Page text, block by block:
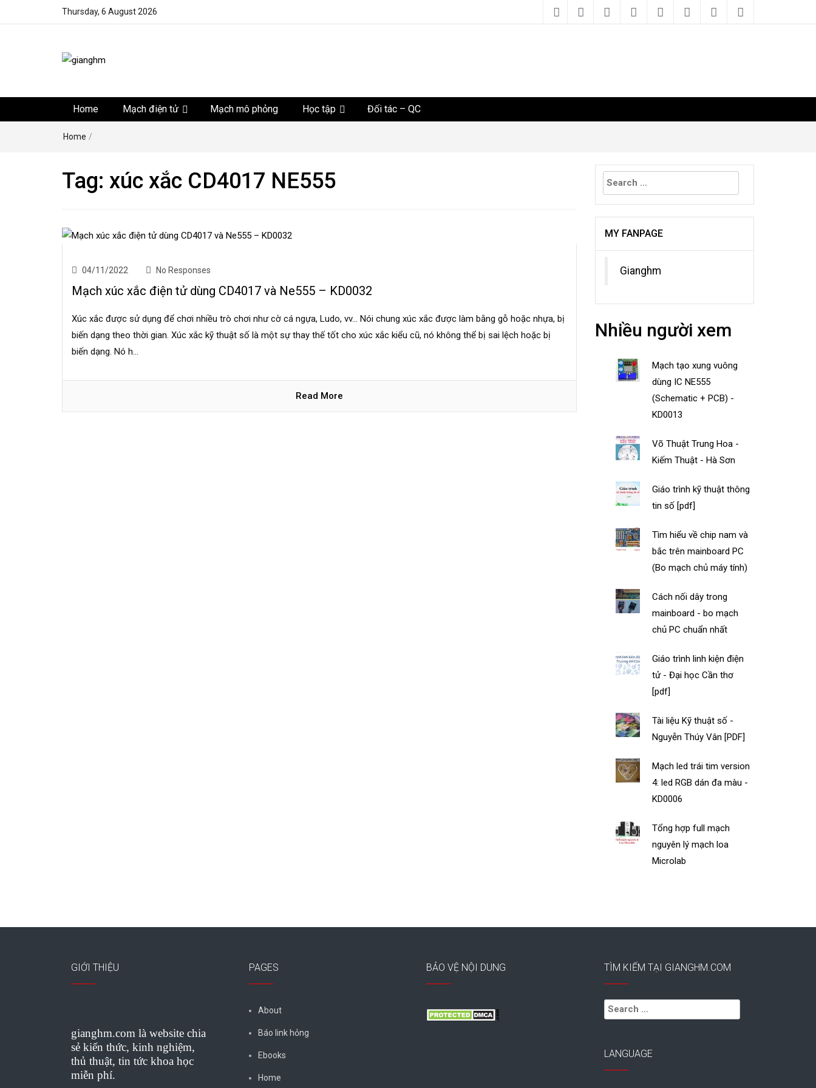
Thursday, 6 August 2026
Home Mạch điện tử Mạch mô phỏng Học tập Đối tác – QC
Home /
Tag: xúc xắc CD4017 NE555
04/11/2022 No Responses
Mạch xúc xắc điện tử dùng CD4017 và Ne555 – KD0032
Xúc xắc được sử dụng để chơi nhiều trò chơi như cờ cá ngựa, Ludo, vv... Nói chung xúc xắc được làm bằng gỗ hoặc nhựa, bị
biến dạng theo thời gian. Xúc xắc kỹ thuật số là một sự thay thế tốt cho xúc xắc kiểu cũ, nó không thể bị sai lệch hoặc bị
biến dạng. Nó h...
Read More
Search
for:
MY FANPAGE
Gianghm
Nhiều người xem
Mạch tạo xung vuông
dùng IC NE555
(Schematic + PCB) -
KD0013
Võ Thuật Trung Hoa -
Kiếm Thuật - Hà Sơn
Giáo trình kỹ thuật thông
tin số [pdf]
Tìm hiểu về chip nam và
bắc trên mainboard PC
(Bo mạch chủ máy tính)
Cách nối dây trong
mainboard - bo mạch
chủ PC chuẩn nhất
Giáo trình linh kiện điện
tử - Đại học Cần thơ
[pdf]
Tài liệu Kỹ thuật số -
Nguyễn Thúy Vân [PDF]
Mạch led trái tim version
4: led RGB dán đa màu -
KD0006
Tổng hợp full mạch
nguyên lý mạch loa
Microlab
GIỚI THIỆU
gianghm.com là website chia
sẻ kiến thức, kinh nghiệm,
thủ thuật, tin tức khoa học
miễn phí.
PAGES
About
Báo link hỏng
Ebooks
Home
BẢO VỆ NỘI DUNG TÌM KIẾM TẠI GIANGHM.COM
Search
for:
LANGUAGE